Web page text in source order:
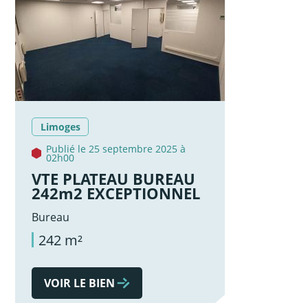
Limoges
Publié le 25 septembre 2025 à
02h00
VTE PLATEAU BUREAU
242m2 EXCEPTIONNEL
Bureau
242 m²
VOIR LE BIEN